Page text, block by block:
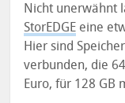
Nicht unerwähnt
StorEDGE eine
Hier sind
verbunden, die
Euro, für 128 GB